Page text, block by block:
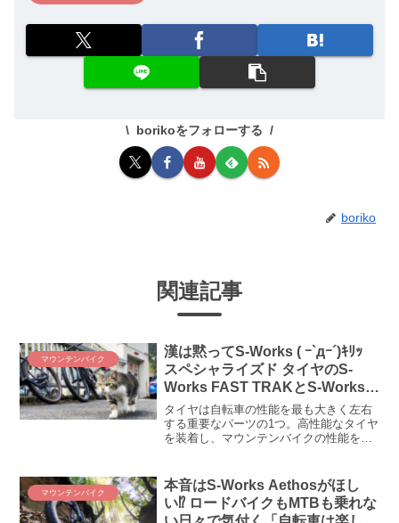
borikoをフォローする
boriko
関連記事
マウンテンバイク
漢は黙ってS-Works ( ｰ`дｰ´)ｷﾘｯ
スペシャライズド タイヤのS-
Works FAST TRAKとS-Works
RENEGADEはどうでしょう？
タイヤは自転車の性能を最も大きく左右
する重要なパーツの1つ。高性能なタイヤ
を装着し、マウンテンバイクの性能を最
タイヤはどうでしょう？ マウンテンバイ
クのタイヤが軒並み品切れか値上がりに
直面する中、在庫が比較的潤沢なスペシ
マウンテンバイク
本音はS-Works Aethosがほし
い⁉ ロードバイクもMTBも乗れな